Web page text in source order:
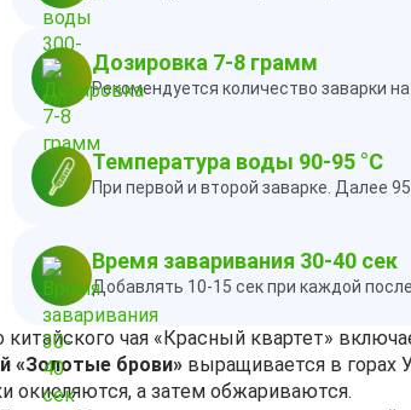
Дозировка 7-8 грамм
Рекомендуется количество заварки
Температура воды 90-95 °C
При первой и второй заварке. Далее
Время заваривания 30-40 сек
Добавлять 10-15 сек при каждой
китайского чая «Красный квартет»
«Золотые брови» выращивается в горах
окисляются, а затем обжариваются.